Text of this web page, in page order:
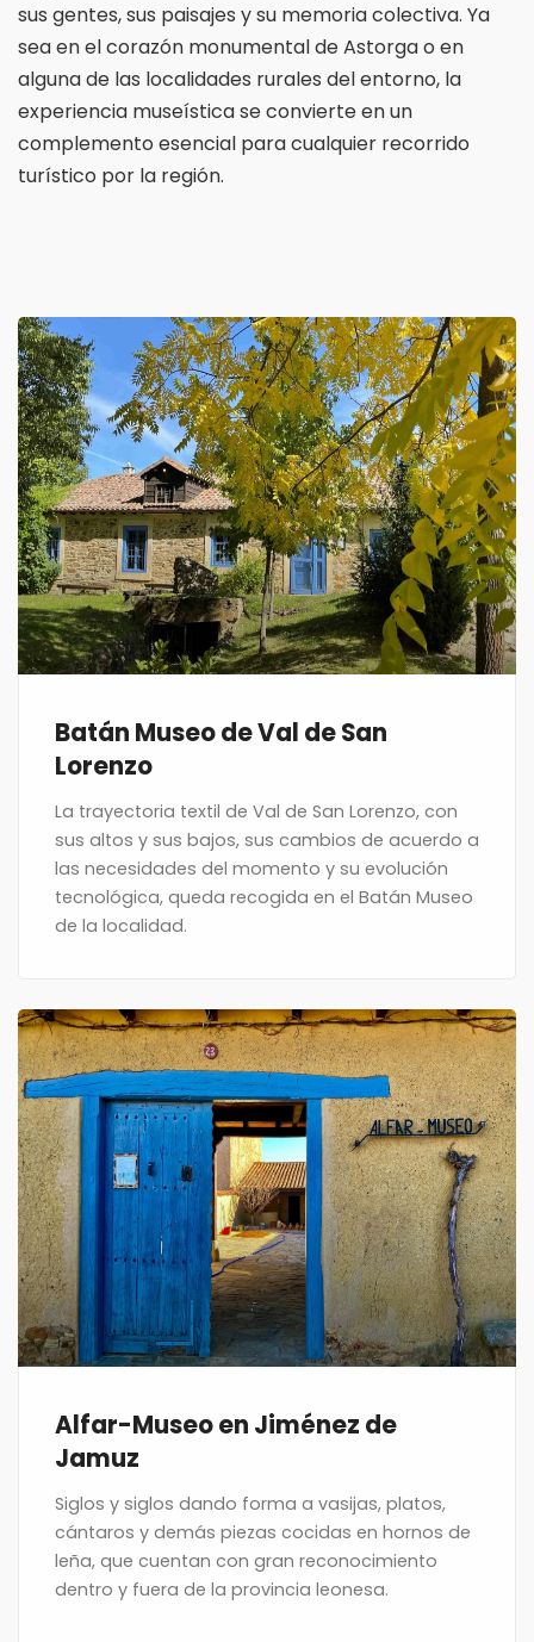
sus gentes, sus paisajes y su memoria colectiva. Ya
sea en el corazón monumental de Astorga o en
alguna de las localidades rurales del entorno, la
experiencia museística se convierte en un
complemento esencial para cualquier recorrido
turístico por la región.
Batán Museo de Val de San
Lorenzo
La trayectoria textil de Val de San Lorenzo, con
sus altos y sus bajos, sus cambios de acuerdo a
las necesidades del momento y su evolución
tecnológica, queda recogida en el Batán Museo
de la localidad.
Alfar-Museo en Jiménez de
Jamuz
Siglos y siglos dando forma a vasijas, platos,
cántaros y demás piezas cocidas en hornos de
leña, que cuentan con gran reconocimiento
dentro y fuera de la provincia leonesa.